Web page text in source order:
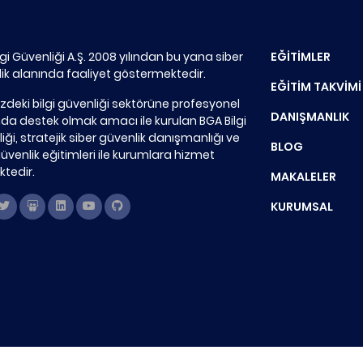
Güvenliği A.Ş. 2008 yılından bu yana siber
alanında faaliyet göstermektedir.
bilgi güvenliği sektörüne profesyonel
destek olmak amacı ile kurulan BGA Bilgi
stratejik siber güvenlik danışmanlığı ve
eğitimleri ile kurumlara hizmet
EĞİTİMLER
EĞİTİM TAKVİMİ
DANIŞMANLIK
BLOG
MAKALELER
KURUMSAL